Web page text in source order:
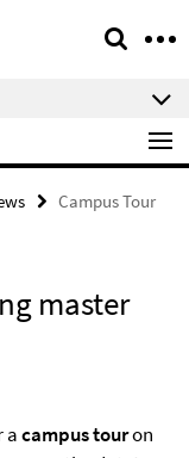
Campus Tour
master
acampus touron